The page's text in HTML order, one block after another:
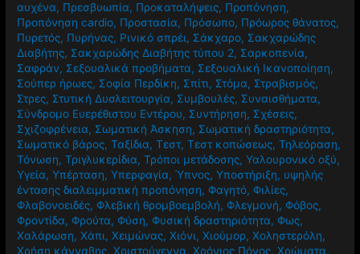
αυχένα, Πρεσβυωπία, Προκαταλήψεις, Προπόνηση,
Προπόνηση cardio, Προστασία, Πρόσωπο, Πρόωρος θάνατος,
Πυρετός, Πυρήνας, Ρινικό σπρέι, Σάκχαρο, Σακχαρώδης
Διαβήτης, Σακχαρώδης Διαβήτης τύπου 2, Σαρκοπενία,
Σαφράν, Σεξουαλικά προβήματα, Σεξουαλική Ικανοποίηση,
Σούπερ ήρωες, Σοφία Περδίκη, Σπίτι, Στόμα, Στραβισμός,
Στρες, Στυτική Δυσλειτουργία, Συμβουλές, Συναισθήματα,
Σύνδρομο Ευερέθιστου Εντέρου, Συντήρηση, Σχέσεις,
Σχιζοφρένεια, Σωματική Άσκηση, Σωματική δραστηριότητα,
Σωματικό βάρος,Ταξίδια,Τεστ,Τεστ κοπώσεως,Τηλεόραση,
Τόνωση,Τριγλυκερίδια,Τρόποι μετάδοσης,Υαλουρονικό οξύ,
Υγεία,Υπέρταση,Υπερφαγία,Ύπνος,Υποστήριξη, υψηλής
έντασης διαλειμματική προπόνηση,Φαγητό,Φιλίες,
Φλαβονοειδές,Φλεβική θρομβοεμβολή,Φλεγμονή,Φόβος,
Φροντίδα,Φρούτα,Φύση,Φυσική δραστηριότητα,Φως,
Χαλάρωση,Χάπι,Χειμώνας,Χιόνι,Χιούμορ,Χοληστερόλη,
Χρήση κάνναβης,Χριστούγεννα,Χρόνιος Πόνος,Χρώματα,